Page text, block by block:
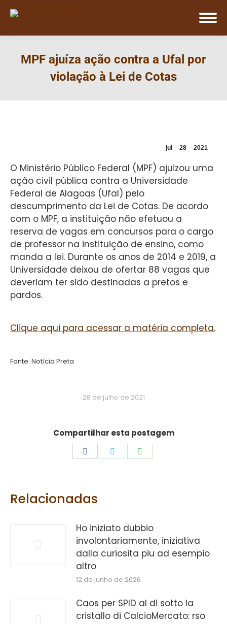
MPF ajuíza ação contra a Ufal por
violação à Lei de Cotas
jul 28 2021
O Ministério Público Federal (MPF) ajuizou uma
ação civil pública contra a Universidade
Federal de Alagoas (Ufal) pelo
descumprimento da Lei de Cotas. De acordo
com o MPF, a instituição não efetuou a
reserva de vagas em concursos para o cargo
de professor na instituição de ensino, como
manda a lei. Durante os anos de 2014 e 2019, a
Universidade deixou de ofertar 88 vagas que
deveriam ter sido destinadas a pretos e
pardos.
Clique aqui para acessar a matéria completa.
Fonte: Notícia Preta
28 de julho de 2021
Compartilhar esta postagem
Relacionadas
Ho iniziato dubbio
involontariamente, iniziativa
dalla curiosita piu ad esempio
altro
12 de junho de 2026
Caos per SPID al di sotto la
cristallo di CalcioMercato: rso